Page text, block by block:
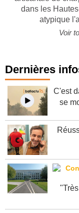
artisanale de
dans les
Dernières
C'est